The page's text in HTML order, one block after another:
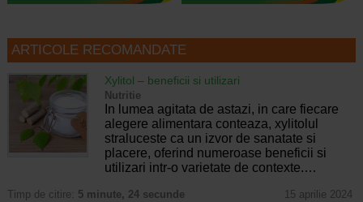
ARTICOLE RECOMANDATE
Xylitol – beneficii si utilizari
Nutritie
In lumea agitata de astazi, in care fiecare
alegere alimentara conteaza, xylitolul
straluceste ca un izvor de sanatate si
placere, oferind numeroase beneficii si
utilizari intr-o varietate de contexte.…
Timp de citire: 5 minute, 24 secunde 15 aprilie 2024